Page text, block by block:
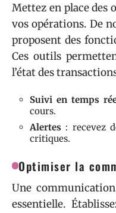
Mettez en place
vos opérations. De
proposent des
Ces outils
l’état des
Suivi en temps
cours.
Alertes : recevez
critiques.
Optimiser la
Une
essentielle.